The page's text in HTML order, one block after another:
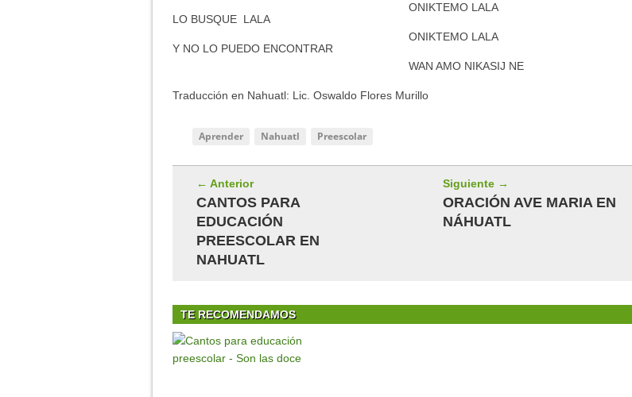
LO BUSQUE LALA
Y NO LO PUEDO ENCONTRAR
ONIKTEMO LALA
ONIKTEMO LALA
WAN AMO NIKASIJ NE
Traducción en Nahuatl: Lic. Oswaldo Flores Murillo
Aprender Nahuatl Preescolar
← Anterior
CANTOS PARA
EDUCACIÓN
PREESCOLAR EN
NAHUATL
Siguiente →
ORACIÓN AVE MARIA EN
NÁHUATL
TE RECOMENDAMOS